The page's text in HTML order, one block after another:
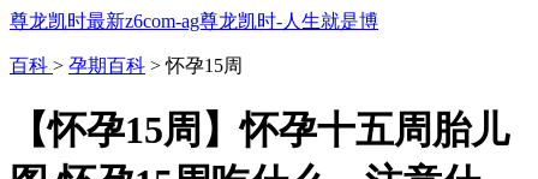
尊龙凯时最新z6com-ag尊龙凯时-人生就是博
百科 > 孕期百科 > 怀孕15周
【怀孕15周】怀孕十五周胎儿